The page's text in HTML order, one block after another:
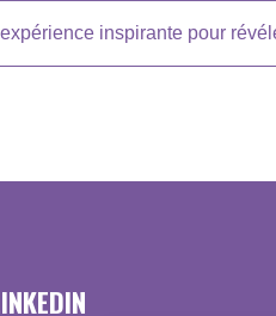
inspirante pour